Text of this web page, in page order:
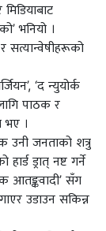
भनियो ।
र सत्यान्वेषीहरूको
‘द न्युयोर्क
पाठक र
भए ।
उनी जनताको शत्रु
ड्रात् नष्ट गर्ने
आतङ्कवादी’ सँग
उडाउन सकिन्न